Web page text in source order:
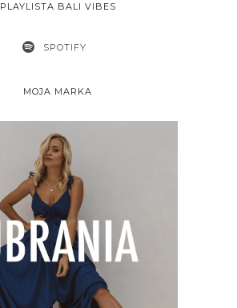
PLAYLISTA BALI VIBES
SPOTIFY
MOJA MARKA